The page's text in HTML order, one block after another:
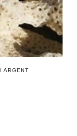
ARGENT